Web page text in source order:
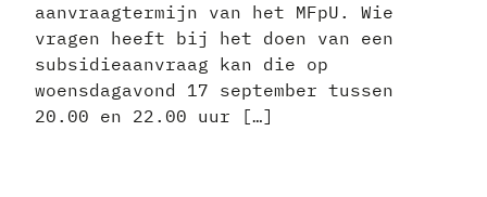
aanvraagtermijn van het MFpU. Wie
vragen heeft bij het doen van een
subsidieaanvraag kan die op
woensdagavond 17 september tussen
20.00 en 22.00 uur […]